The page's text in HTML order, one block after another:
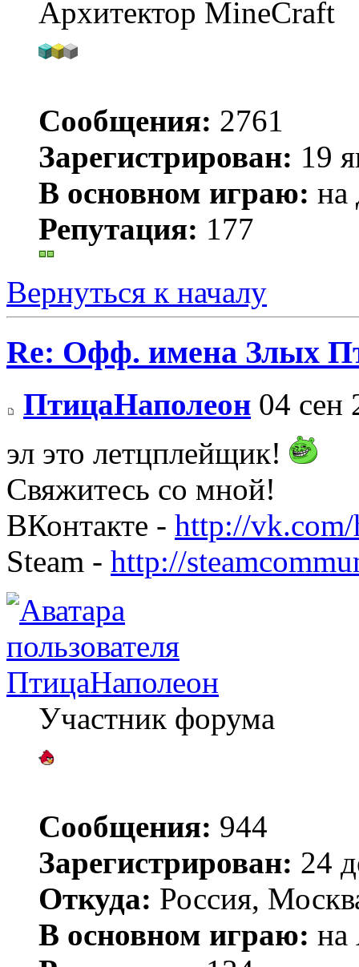
Архитектор MineCraft
Сообщения: 2761
Зарегистрирован: 19
В основном играю: на
Репутация: 177
Вернуться к началу
Re: Офф. имена Злых
ПтицаНаполеон 04 сен
эл это летцплейщик!
Свяжитесь со мной!
ВКонтакте - http://vk.com/
Steam - http://
ПтицаНаполеон
Участник форума
Сообщения: 944
Зарегистрирован: 24
Откуда: Россия,
В основном играю: на